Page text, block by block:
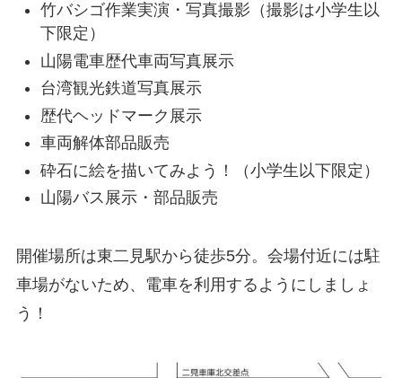
竹バシゴ作業実演・写真撮影（撮影は小学生以
下限定）
山陽電車歴代車両写真展示
台湾観光鉄道写真展示
歴代ヘッドマーク展示
車両解体部品販売
砕石に絵を描いてみよう！（小学生以下限定）
山陽バス展示・部品販売
開催場所は東二見駅から徒歩5分。会場付近には駐
車場がないため、電車を利用するようにしましょ
う！